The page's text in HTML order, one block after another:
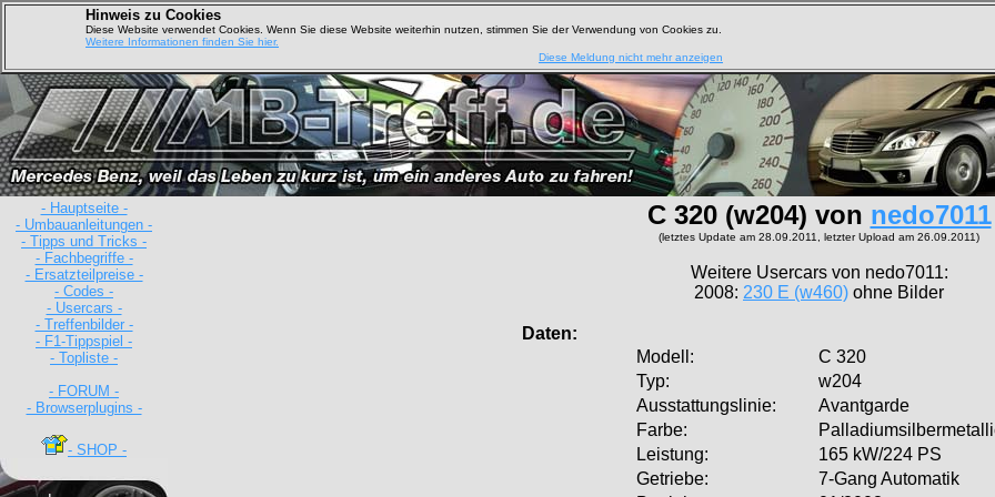
Hinweis zu Cookies
Diese Website verwendet Cookies. Wenn Sie diese Website weiterhin nutzen, stimmen Sie der Verwendung von Cookies zu.
Weitere Informationen finden Sie hier.
Diese Meldung nicht mehr anzeigen
- Hauptseite -
- Umbauanleitungen -
- Tipps und Tricks -
- Fachbegriffe -
- Ersatzteilpreise -
- Codes -
- Usercars -
- Treffenbilder -
- F1-Tippspiel -
- Topliste -
- FORUM -
- Browserplugins -
- SHOP -
C 320 (w204) von nedo7011
(letztes Update am 28.09.2011, letzter Upload am 26.09.2011)
Weitere Usercars von nedo7011:
2008: 230 E (w460) ohne Bilder
Daten:
Modell:
C 320
Typ:
w204
Ausstattungslinie:
Avantgarde
Farbe:
Leistung:
165 kW/224 PS
Getriebe:
7-Gang Automatik